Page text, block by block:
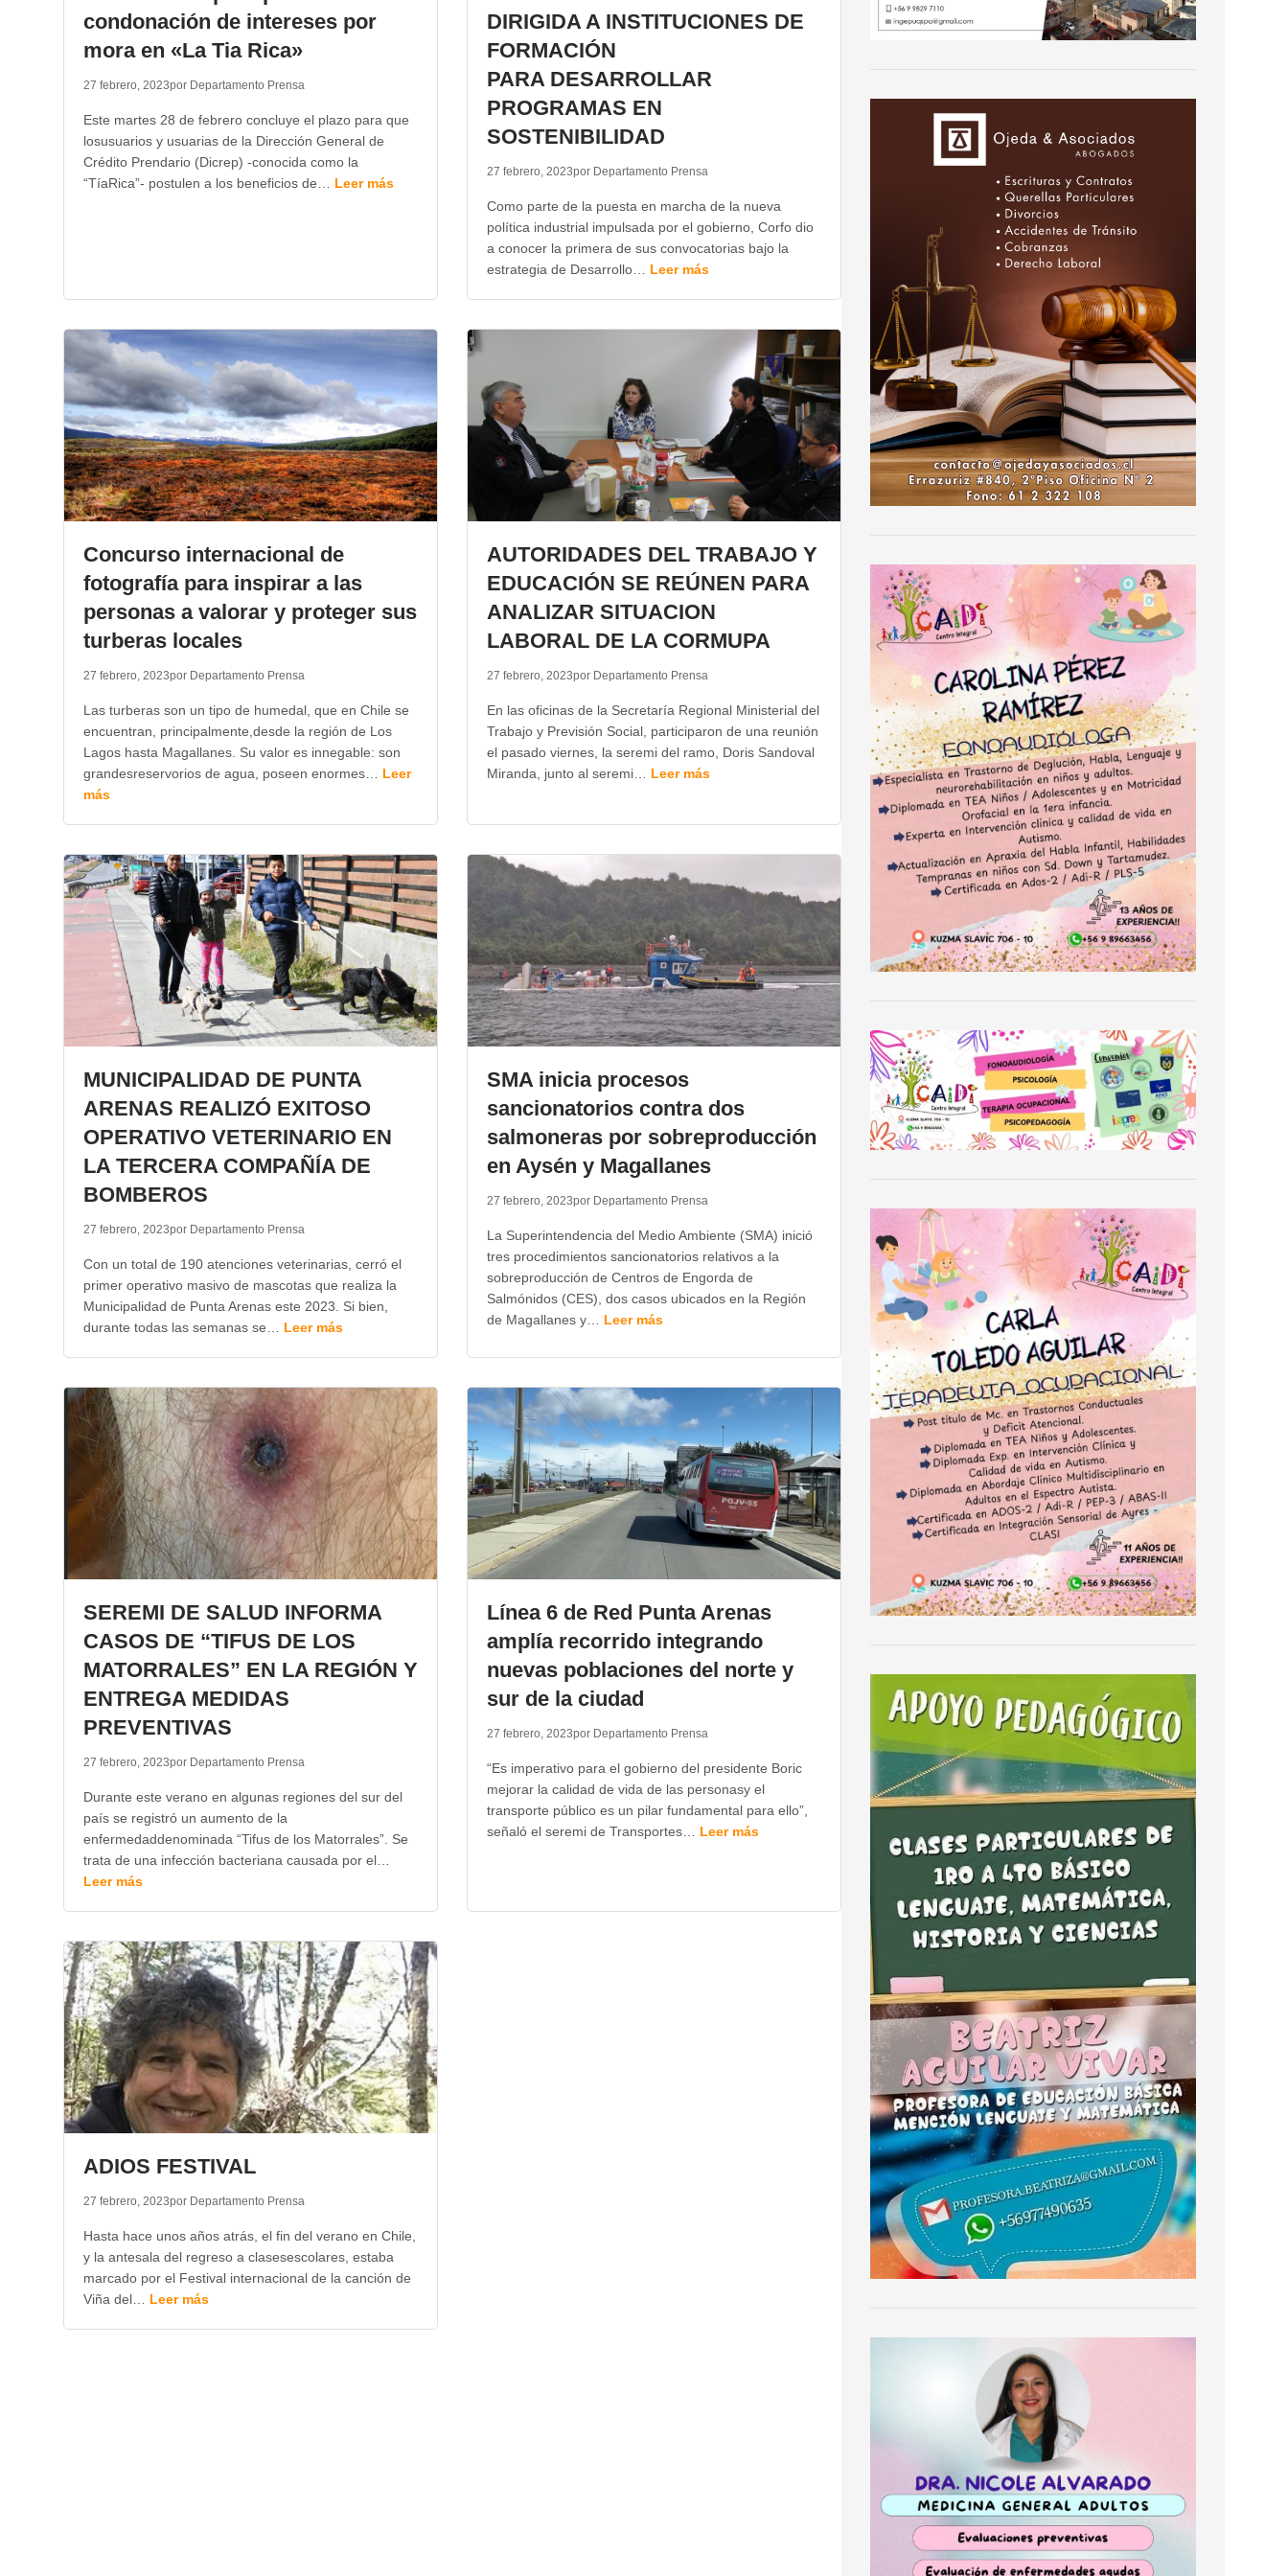
condonación de intereses por
mora en «La Tia Rica»
27 febrero, 2023por Departamento Prensa
Este martes 28 de febrero concluye el plazo para que
losusuarios y usuarias de la Dirección General de
Crédito Prendario (Dicrep) -conocida como la
“TíaRica”- postulen a los beneficios de… Leer más
DIRIGIDA A INSTITUCIONES DE
FORMACIÓN
PARA DESARROLLAR
PROGRAMAS EN
SOSTENIBILIDAD
27 febrero, 2023por Departamento Prensa
Como parte de la puesta en marcha de la nueva
política industrial impulsada por el gobierno, Corfo dio
a conocer la primera de sus convocatorias bajo la
estrategia de Desarrollo… Leer más
Concurso internacional de
fotografía para inspirar a las
personas a valorar y proteger sus
turberas locales
27 febrero, 2023por Departamento Prensa
Las turberas son un tipo de humedal, que en Chile se
encuentran, principalmente,desde la región de Los
Lagos hasta Magallanes. Su valor es innegable: son
grandesreservorios de agua, poseen enormes… Leer
más
AUTORIDADES DEL TRABAJO Y
EDUCACIÓN SE REÚNEN PARA
ANALIZAR SITUACION
LABORAL DE LA CORMUPA
27 febrero, 2023por Departamento Prensa
En las oficinas de la Secretaría Regional Ministerial del
Trabajo y Previsión Social, participaron de una reunión
el pasado viernes, la seremi del ramo, Doris Sandoval
Miranda, junto al seremi… Leer más
MUNICIPALIDAD DE PUNTA
ARENAS REALIZÓ EXITOSO
OPERATIVO VETERINARIO EN
LA TERCERA COMPAÑÍA DE
BOMBEROS
27 febrero, 2023por Departamento Prensa
Con un total de 190 atenciones veterinarias, cerró el
primer operativo masivo de mascotas que realiza la
Municipalidad de Punta Arenas este 2023. Si bien,
durante todas las semanas se… Leer más
SMA inicia procesos
sancionatorios contra dos
salmoneras por sobreproducción
en Aysén y Magallanes
27 febrero, 2023por Departamento Prensa
La Superintendencia del Medio Ambiente (SMA) inició
tres procedimientos sancionatorios relativos a la
sobreproducción de Centros de Engorda de
Salmónidos (CES), dos casos ubicados en la Región
de Magallanes y… Leer más
SEREMI DE SALUD INFORMA
CASOS DE “TIFUS DE LOS
MATORRALES” EN LA REGIÓN Y
ENTREGA MEDIDAS
PREVENTIVAS
27 febrero, 2023por Departamento Prensa
Durante este verano en algunas regiones del sur del
país se registró un aumento de la
enfermedaddenominada “Tifus de los Matorrales”. Se
trata de una infección bacteriana causada por el…
Leer más
Línea 6 de Red Punta Arenas
amplía recorrido integrando
nuevas poblaciones del norte y
sur de la ciudad
27 febrero, 2023por Departamento Prensa
“Es imperativo para el gobierno del presidente Boric
mejorar la calidad de vida de las personasy el
transporte público es un pilar fundamental para ello”,
señaló el seremi de Transportes… Leer más
ADIOS FESTIVAL
27 febrero, 2023por Departamento Prensa
Hasta hace unos años atrás, el fin del verano en Chile,
y la antesala del regreso a clasesescolares, estaba
marcado por el Festival internacional de la canción de
Viña del… Leer más